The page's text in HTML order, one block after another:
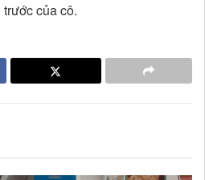
của cô.